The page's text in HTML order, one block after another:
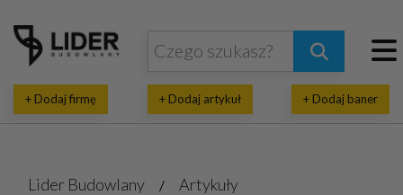
+ Dodaj firmę + Dodaj artykuł + Dodaj baner
Lider Budowlany
Artykuły